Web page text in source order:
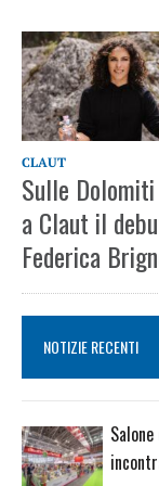
CLAUT
Sulle
a Claut il
Federica
NOTIZIE RECENTI